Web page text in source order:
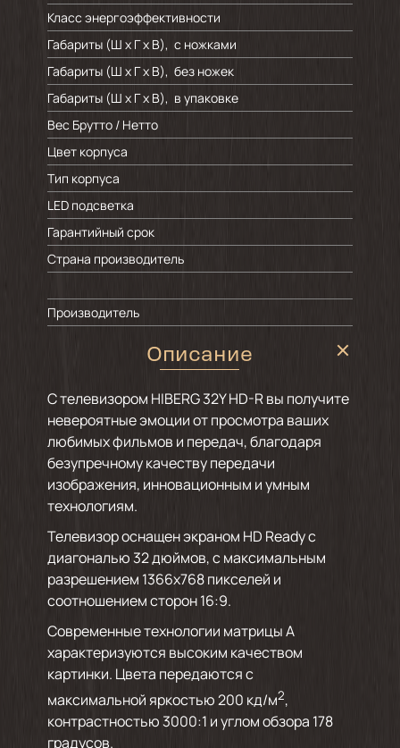
Класс энергоэффективности
Габариты (Ш х Г х В), с ножками
Габариты (Ш х Г х В), без ножек
Габариты (Ш х Г х В), в упаковке
Вес Брутто / Нетто
Цвет корпуса
Тип корпуса
LED подсветка
Гарантийный срок
Страна производитель
Производитель
Описание
С телевизором HIBERG 32Y HD-R вы получите
невероятные эмоции от просмотра ваших
любимых фильмов и передач, благодаря
безупречному качеству передачи
изображения, инновационным и умным
технологиям.
Телевизор оснащен экраном HD Ready с
диагональю 32 дюймов, с максимальным
разрешением 1366х768 пикселей и
соотношением сторон 16:9.
Современные технологии матрицы А
характеризуются высоким качеством
картинки. Цвета передаются с
максимальной яркостью 200 кд/м2,
контрастностью 3000:1 и углом обзора 178
градусов.